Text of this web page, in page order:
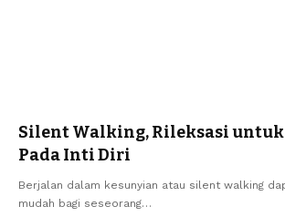
Silent Walking, Rileksasi
Pada Inti Diri
Berjalan dalam kesunyian atau silent walking
mudah bagi seseorang…